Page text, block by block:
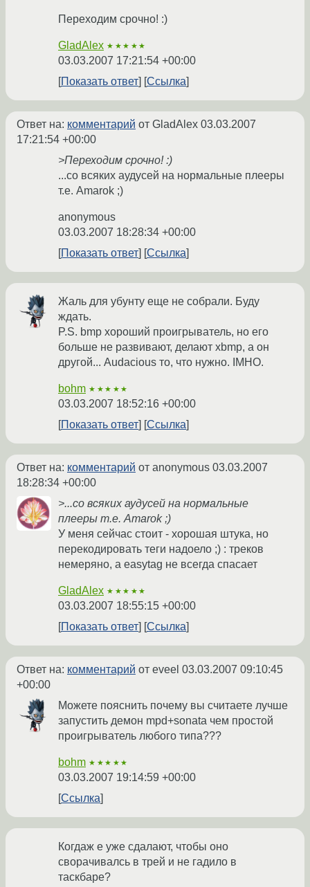
Переходим срочно! :)
GladAlex ★★★★★
03.03.2007 17:21:54 +00:00
Показать ответ
Ссылка
Ответ на: комментарий от GladAlex 03.03.2007
17:21:54 +00:00
>Переходим срочно! :)
...со всяких аудусей на нормальные плееры
т.е. Amarok ;)
anonymous
03.03.2007 18:28:34 +00:00
Показать ответ
Ссылка
Жаль для убунту еще не собрали. Буду
ждать.
P.S. bmp хороший проигрыватель, но его
больше не развивают, делают xbmp, а он
другой... Audacious то, что нужно. IMHO.
bohm ★★★★★
03.03.2007 18:52:16 +00:00
Показать ответ
Ссылка
Ответ на: комментарий от anonymous 03.03.2007
18:28:34 +00:00
>...со всяких аудусей на нормальные
плееры т.е. Amarok ;)
У меня сейчас стоит - хорошая штука, но
перекодировать теги надоело ;) : треков
немеряно, а easytag не всегда спасает
GladAlex ★★★★★
03.03.2007 18:55:15 +00:00
Показать ответ
Ссылка
Ответ на: комментарий от eveel 03.03.2007 09:10:45
+00:00
Можете пояснить почему вы считаете лучше
запустить демон mpd+sonata чем простой
проигрыватель любого типа???
bohm ★★★★★
03.03.2007 19:14:59 +00:00
Ссылка
Когдаж е уже сдалают, чтобы оно
сворачивалсь в трей и не гадило в
таскбаре?